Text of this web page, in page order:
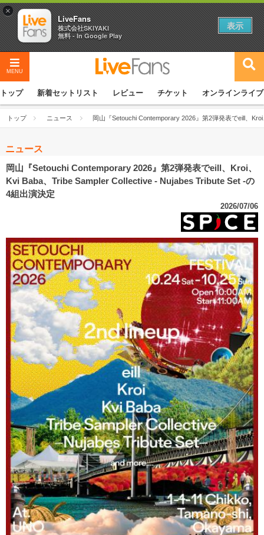
MENU
トップ 新着セットリスト レビュー チケット オンラインライブ
トップ ニュース 岡山『Setouchi Contemporary 2026』第2弾発表でeill、
ニュース
岡山『Setouchi Contemporary 2026』第2弾発表でeill、Kroi、
Kvi Baba、Tribe Sampler Collective - Nujabes Tribute Set -の
4組出演決定
2026/07/06
×
LiveFans
株式会社SKIYAKI
無料 - In Google Play
表示